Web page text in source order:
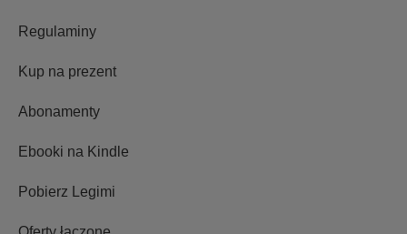
Regulaminy
Kup na prezent
Abonamenty
Ebooki na Kindle
Pobierz Legimi